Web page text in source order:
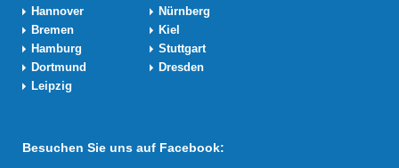
Hannover
Nürnberg
Bremen
Kiel
Hamburg
Stuttgart
Dortmund
Dresden
Leipzig
Besuchen Sie uns auf Facebook: